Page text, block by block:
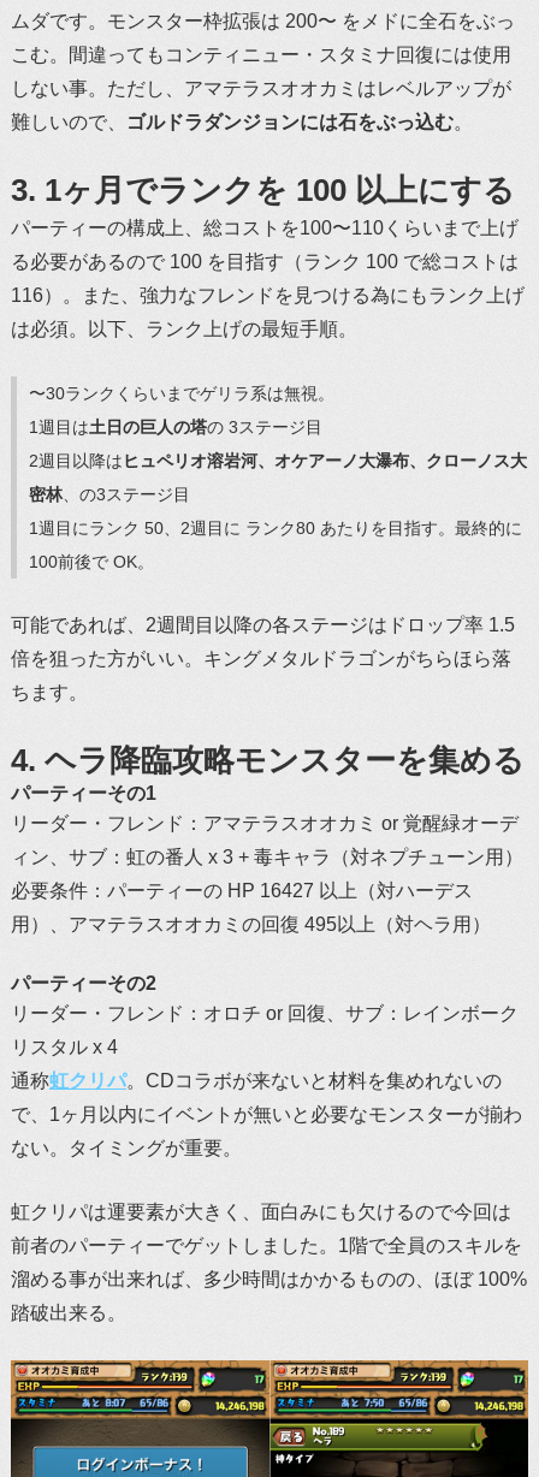
ムダです。モンスター枠拡張は 200〜 をメドに全石をぶっ
こむ。間違ってもコンティニュー・スタミナ回復には使用
しない事。ただし、アマテラスオオカミはレベルアップが
難しいので、
ゴルドラダンジョンには石をぶっ込む。
3. 1ヶ月でランクを 100 以上にする
パーティーの構成上、総コストを100〜110くらいまで上げ
る必要があるので 100 を目指す（ランク 100 で総コストは
116）。また、強力なフレンドを見つける為にもランク上げ
は必須。以下、ランク上げの最短手順。
〜30ランクくらいまでゲリラ系は無視。
1週目は土日の巨人の塔の 3ステージ目
2週目以降はヒュペリオ溶岩河、オケアーノ大瀑布、クローノス大
密林、の3ステージ目
1週目にランク 50、2週目に ランク80 あたりを目指す。最終的に
100前後で OK。
可能であれば、2週間目以降の各ステージはドロップ率 1.5
倍を狙った方がいい。キングメタルドラゴンがちらほら落
ちます。
4. ヘラ降臨攻略モンスターを集める
パーティーその1
リーダー・フレンド：アマテラスオオカミ or 覚醒緑オーデ
ィン、サブ：虹の番人 x 3 + 毒キャラ（対ネプチューン用）
必要条件：パーティーの HP 16427 以上（対ハーデス
用）、アマテラスオオカミの回復 495以上（対ヘラ用）
パーティーその2
リーダー・フレンド：オロチ or 回復、サブ：レインボーク
リスタル x 4
通称虹クリパ。CDコラボが来ないと材料を集めれないの
で、1ヶ月以内にイベントが無いと必要なモンスターが揃わ
ない。タイミングが重要。
虹クリパは運要素が大きく、面白みにも欠けるので今回は
前者のパーティーでゲットしました。1階で全員のスキルを
溜める事が出来れば、多少時間はかかるものの、ほぼ 100%
踏破出来る。